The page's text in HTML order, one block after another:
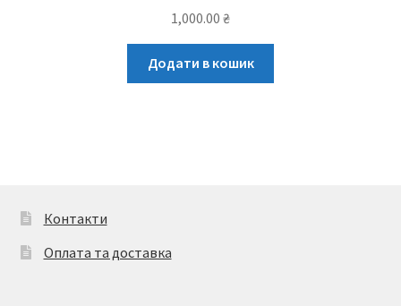
1,000.00 ₴
Додати в кошик
Контакти
Оплата та доставка